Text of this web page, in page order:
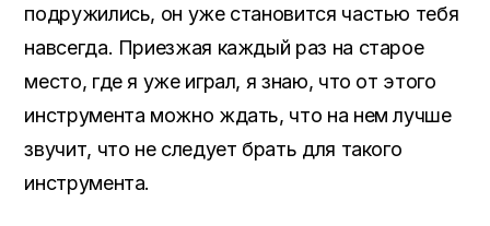
подружились, он уже становится частью тебя
навсегда. Приезжая каждый раз на старое
место, где я уже играл, я знаю, что от этого
инструмента можно ждать, что на нем лучше
звучит, что не следует брать для такого
инструмента.